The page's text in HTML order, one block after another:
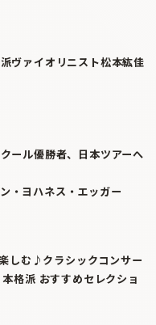
ヴァイオリニスト松本紘佳
ール優勝者、日本ツアーへ
・ヨハネス・エッガー
しむ♪クラシックコンサー
格派 おすすめセレクショ